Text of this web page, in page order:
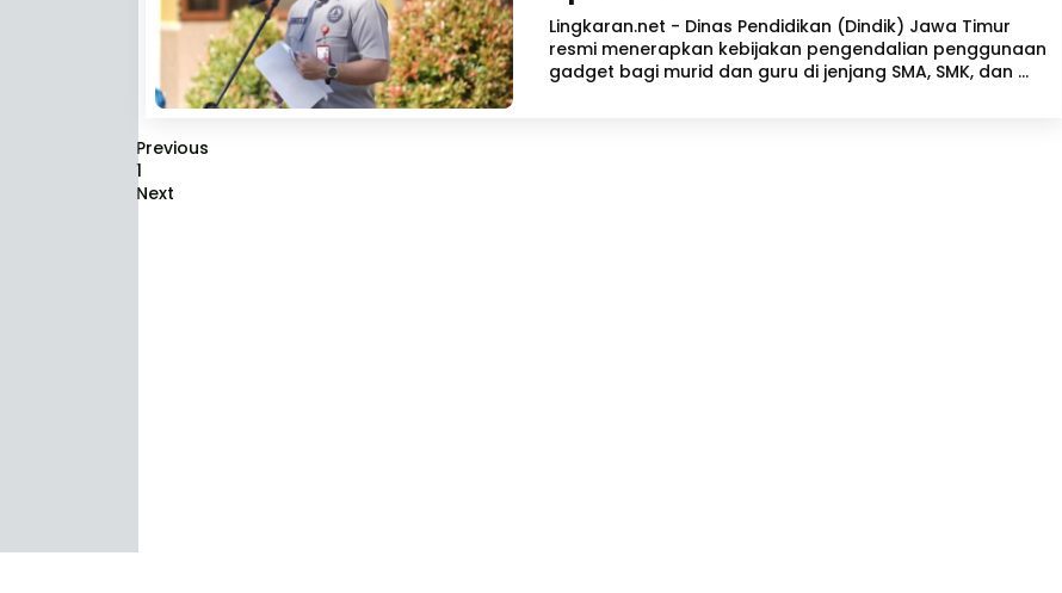
Lingkaran.net - Dinas Pendidikan (Dindik) Jawa Timur
resmi menerapkan kebijakan pengendalian penggunaan
gadget bagi murid dan guru di jenjang SMA, SMK, dan ...
Previous
1
Next